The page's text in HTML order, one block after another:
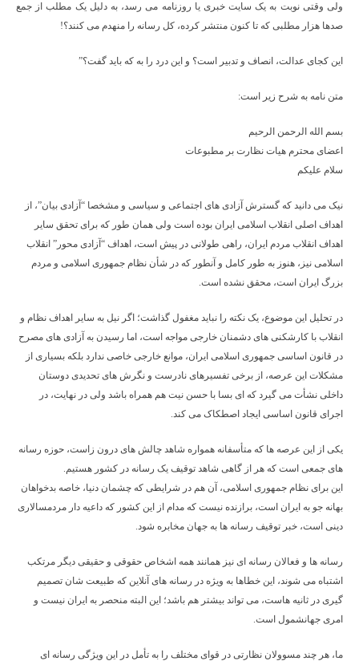
ولی وقتی نوبت به یک سایت خبری یا روزنامه می رسد، به دلیل یک مطلب از جمع
صدها هزار مطلبی که تا کنون منتشر کرده، کل رسانه را منهدم می کنند؟!
این کجای عدالت، انصاف و تدبیر است؟ و این درد را به که باید گفت؟”
متن نامه به شرح زیر است:
بسم الله الرحمن الرحیم
اعضای محترم هیات نظارت بر مطبوعات
سلام علیکم
نیک می دانید که گسترش آزادی های اجتماعی و سیاسی و مشخصا “آزادی بیان”، از
اهداف اصلی انقلاب اسلامی ایران بوده است ولی همان طور که برای تحقق سایر
اهداف انقلاب مردم ایران، راهی طولانی در پیش است، اهداف “آزادی محور” انقلاب
اسلامی نیز، هنوز به طور کامل و آنطور که در شأن نظام جمهوری اسلامی و مردم
بزرگ ایران است، محقق نشده است.
در تحلیل این موضوع، یک نکته را نباید مغفول گذاشت؛ اگر نیل به سایر اهداف نظام و
انقلاب با کارشکنی های دشمنان خارجی مواجه است، اما رسیدن به آزادی های مصرح
در قانون اساسی جمهوری اسلامی ایران، موانع خارجی خاصی ندارد بلکه بسیاری از
مشکلات این عرصه، از برخی تفسیرهای نادرست و نگرش های تحدیدی دوستان
داخلی نشأت می گیرد که ای بسا با حسن نیت هم همراه باشد ولی در نهایت، در
اجرای قانون اساسی ایجاد اصطکاک می کند.
یکی از این عرصه ها که متأسفانه همواره شاهد چالش های درون زاست، حوزه رسانه
های جمعی است که هر از گاهی شاهد توقیف یک رسانه در کشور هستیم.
این برای نظام جمهوری اسلامی، آن هم در شرایطی که چشمان دنیا، خاصه بدخواهان
بهانه جو به ایران است، برازنده نیست که مدام از این کشور که داعیه دار مردمسالاری
دینی است، خبر توقیف رسانه ها به جهان مخابره شود.
رسانه ها و فعالان رسانه ای نیز همانند همه اشخاص حقوقی و حقیقی دیگر مرتکب
اشتباه می شوند، این خطاها به ویژه در رسانه های آنلاین که طبیعت شان تصمیم
گیری در ثانیه هاست، می تواند بیشتر هم باشد؛ این البته منحصر به ایران نیست و
امری جهانشمول است.
ما، هر چند مسوولان نظارتی در قوای مختلف را به تأمل در این ویژگی رسانه ای